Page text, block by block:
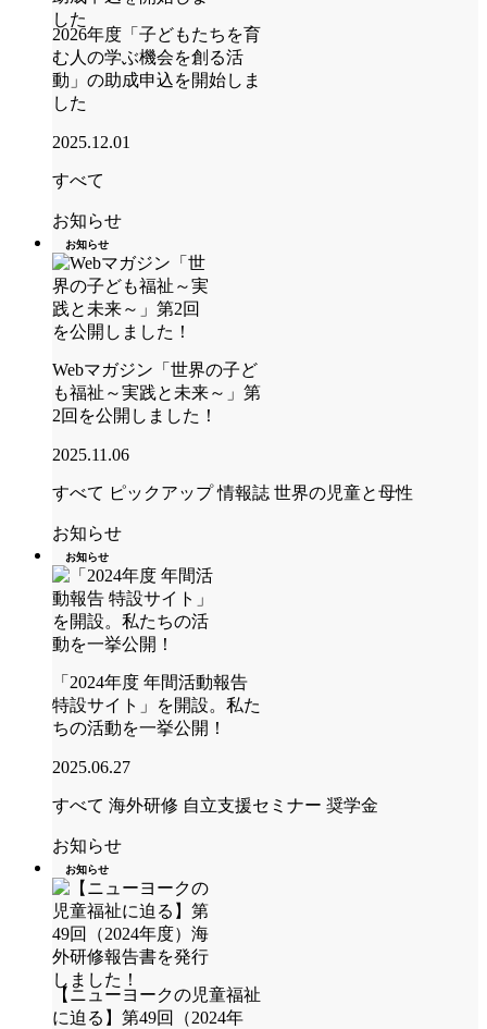
2026年度「子どもたちを育
む人の学ぶ機会を創る活
動」の助成申込を開始しま
した
2025.12.01
すべて
お知らせ
お知らせ
Webマガジン「世界の子ど
も福祉～実践と未来～」第
2回を公開しました！
2025.11.06
すべて ピックアップ 情報誌 世界の児童と母性
お知らせ
お知らせ
「2024年度 年間活動報告
特設サイト」を開設。私た
ちの活動を一挙公開！
2025.06.27
すべて 海外研修 自立支援セミナー 奨学金
お知らせ
お知らせ
【ニューヨークの児童福祉
に迫る】第49回（2024年